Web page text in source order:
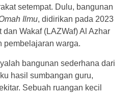
setempat. Dulu, bangunan
Ilmu, didirikan pada 2023
Wakaf (LAZWaf) Al Azhar
pembelajaran warga.
bangunan sederhana dari
hasil sumbangan guru,
Sebuah ruangan kecil